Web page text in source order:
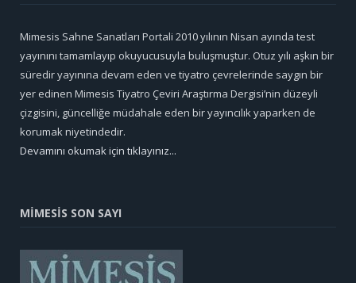
Mimesis Sahne Sanatları Portali 2010 yılının Nisan ayında test
yayınını tamamlayıp okuyucusuyla buluşmuştur. Otuz yılı aşkın bir
süredir yayınına devam eden ve tiyatro çevrelerinde saygın bir
yer edinen Mimesis Tiyatro Çeviri Araştırma Dergisi’nin düzeyli
çizgisini, güncelliğe müdahale eden bir yayıncılık yaparken de
korumak niyetindedir.
Devamını okumak için tıklayınız...
MİMESİS SON SAYI